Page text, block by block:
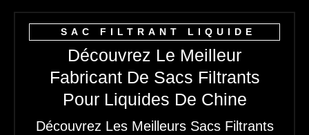
SAC FILTRANT LIQUIDE
Découvrez Le Meilleur
Fabricant De Sacs Filtrants
Pour Liquides De Chine
Découvrez Les Meilleurs Sacs Filtrants